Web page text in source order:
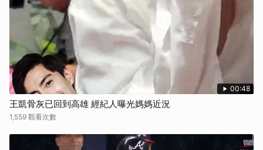
00:48
王凱骨灰已回到高雄 經紀人曝光媽媽近況
1,559 觀看次數